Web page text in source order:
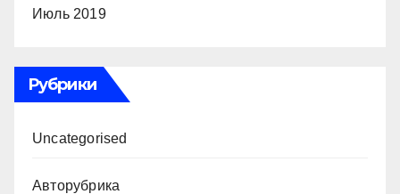
Июль 2019
Рубрики
Uncategorised
Авторубрика